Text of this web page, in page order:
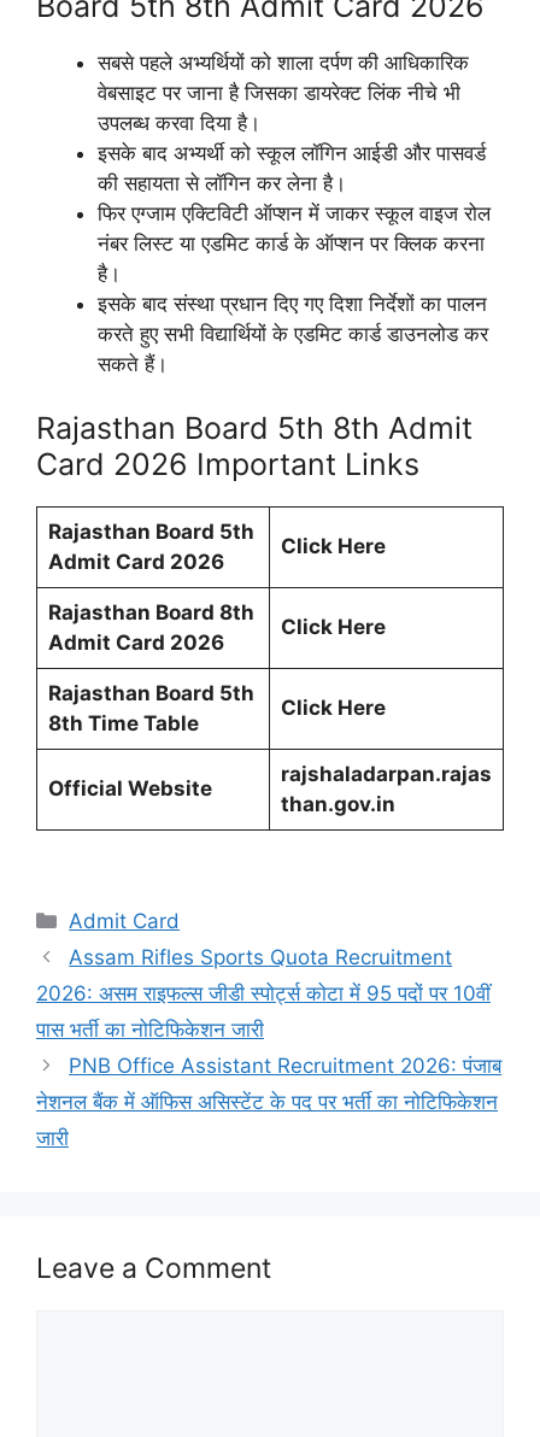
सबसे पहले अभ्यर्थियों को शाला दर्पण की आधिकारिक
वेबसाइट पर जाना है जिसका डायरेक्ट लिंक नीचे भी
उपलब्ध करवा दिया है।
इसके बाद अभ्यर्थी को स्कूल लॉगिन आईडी और पासवर्ड
की सहायता से लॉगिन कर लेना है।
फिर एग्जाम एक्टिविटी ऑप्शन में जाकर स्कूल वाइज रोल
नंबर लिस्ट या एडमिट कार्ड के ऑप्शन पर क्लिक करना
है।
इसके बाद संस्था प्रधान दिए गए दिशा निर्देशों का पालन
करते हुए सभी विद्यार्थियों के एडमिट कार्ड डाउनलोड कर
सकते हैं।
Rajasthan Board 5th 8th Admit
Card 2026 Important Links
Rajasthan Board 5th
Admit Card 2026
Click Here
Rajasthan Board 8th
Admit Card 2026
Click Here
Rajasthan Board 5th
8th Time Table
Click Here
Official Website
rajshaladarpan.rajas
than.gov.in
Categories
Admit Card
Assam Rifles Sports Quota Recruitment
2026: असम राइफल्स जीडी स्पोर्ट्स कोटा में 95 पदों पर 10वीं
पास भर्ती का नोटिफिकेशन जारी
PNB Office Assistant Recruitment 2026: पंजाब
नेशनल बैंक में ऑफिस असिस्टेंट के पद पर भर्ती का नोटिफिकेशन
जारी
Leave a Comment